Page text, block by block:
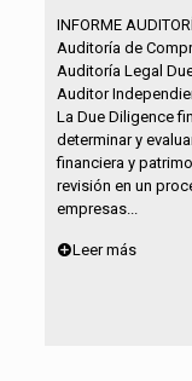
INFORME
Auditoría de
Auditoría Legal
Auditor
La Due Diligence
determinar y
financiera y
revisión en un
empresas...
Leer más